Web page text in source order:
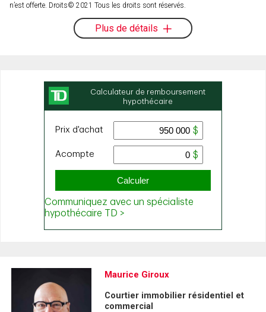
n’est offerte. Droits© 2021 Tous les droits sont réservés.
Plus de détails
Maurice Giroux
Courtier immobilier résidentiel et
commercial